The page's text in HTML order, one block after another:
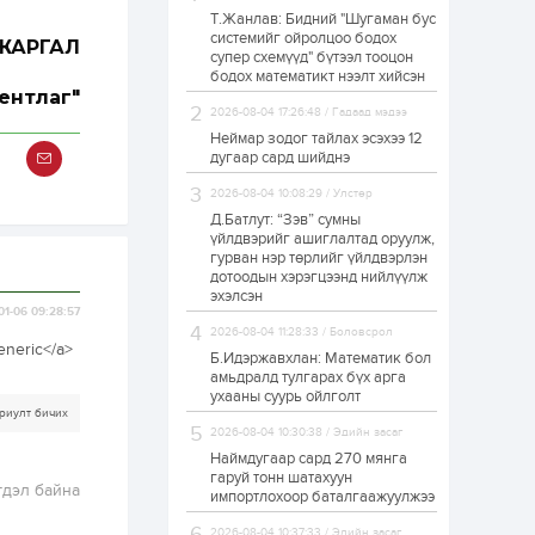
06 09:28:57
a>
бичих
байна
Татварын өртэй
шатахуун импортлогч
ААН-үүдийн дансыг
битүүмжлэхгүй
23 цаг 1
Нөөцийн махны
худалдаа,
борлуулалтыг
нээлттэй ил тод
болгоно
1 өдөр 0 0
ЗГ: Автобензин,
онцгой албан
татварыг тэглэлээ
1 өдөр 2
З.Мэндсайхан:
бэлтгэх агуулах,
зоорь бэлтгэх ААН-
үүдэд хөнгөлөлттэй
зээл олгоно
1 өдөр 1 0
Т.Жанлав: Бидний "Шугаман бус
системийг ойролцоо бодох
супер схемүүд" бүтээл тооцон
бодох математикт нээлт хийсэн
2026-08-04 17:26:48 / Гадаад мэдээ
Неймар зодог тайлах эсэхээ 12
дугаар сард шийднэ
2026-08-04 10:08:29 / Улстөр
Д.Батлут: “Зэв” сумны
үйлдвэрийг ашиглалтад оруулж,
гурван нэр төрлийг үйлдвэрлэн
дотоодын хэрэгцээнд нийлүүлж
эхэлсэн
2026-08-04 11:28:33 / Боловсрол
Б.Идэржавхлан: Математик бол
амьдралд тулгарах бүх арга
ухааны суурь ойлголт
2026-08-04 10:30:38 / Эдийн засаг
Наймдугаар сард 270 мянга
гаруй тонн шатахуун
импортлохоор баталгаажуулжээ